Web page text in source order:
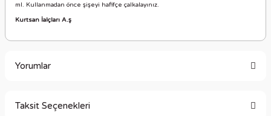
ml. Kullanmadan önce şişeyi hafifçe çalkalayınız.
Kurtsan İalçları A.ş
Yorumlar
Taksit Seçenekleri